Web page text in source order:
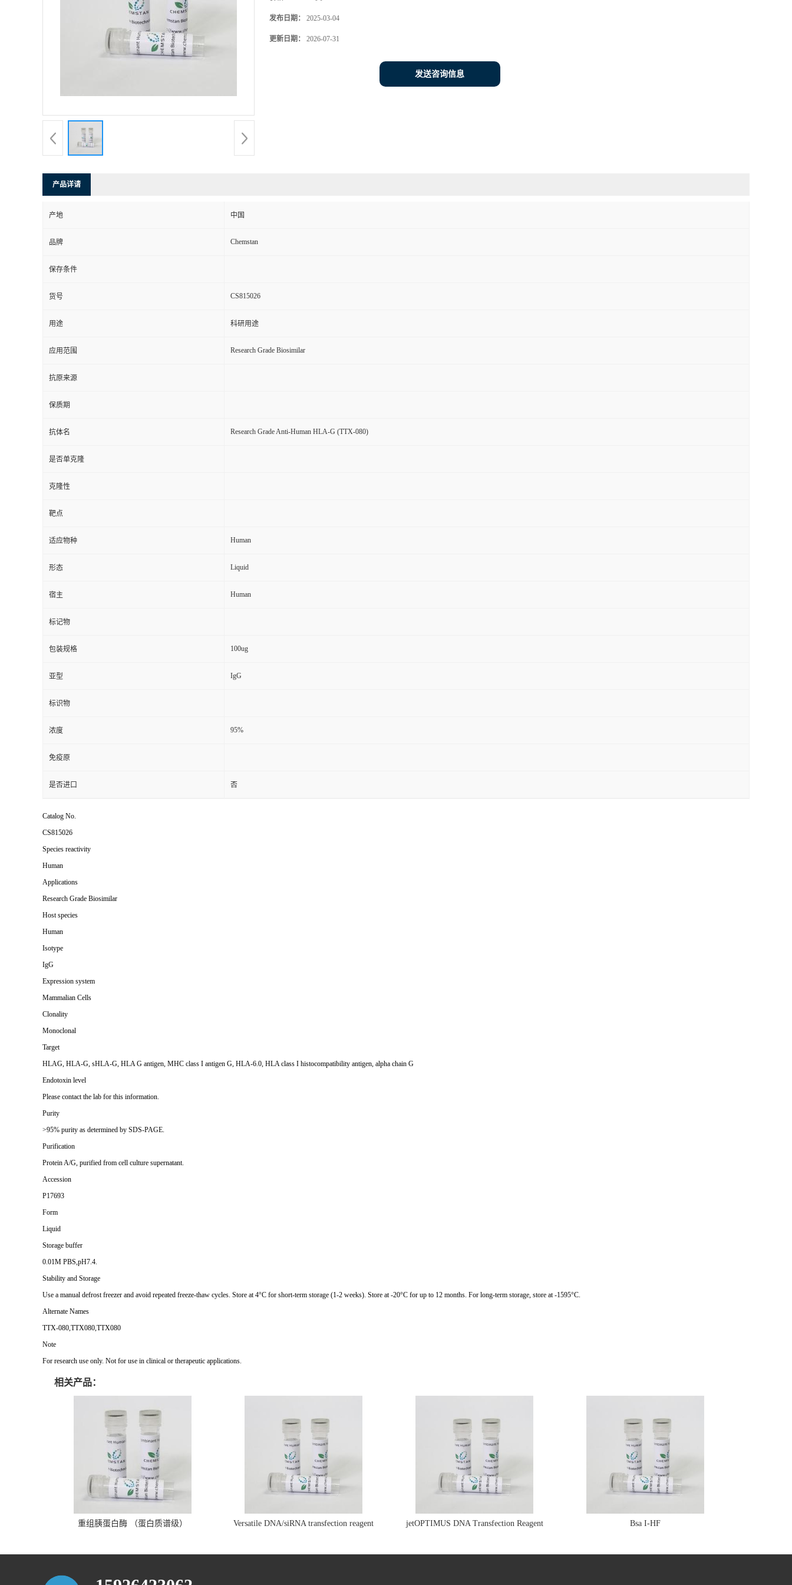
发布日期： 2025-03-04
更新日期： 2026-07-31
发送咨询信息
产品详请
产地 中国
品牌 Chemstan
保存条件
货号 CS815026
用途 科研用途
应用范围 Research Grade Biosimilar
抗原来源
保质期
抗体名 Research Grade Anti-Human HLA-G (TTX-080)
是否单克隆
克隆性
靶点
适应物种 Human
形态 Liquid
宿主 Human
标记物
包装规格 100ug
亚型 IgG
标识物
浓度 95%
免疫原
是否进口 否
Catalog No.
CS815026
Species reactivity
Human
Applications
Research Grade Biosimilar
Host species
Human
Isotype
IgG
Expression system
Mammalian Cells
Clonality
Monoclonal
Target
HLAG, HLA-G, sHLA-G, HLA G antigen, MHC class I antigen G, HLA-6.0, HLA class I histocompatibility antigen, alpha chain G
Endotoxin level
Please contact the lab for this information.
Purity
>95% purity as determined by SDS-PAGE.
Purification
Protein A/G, purified from cell culture supernatant.
Accession
P17693
Form
Liquid
Storage buffer
0.01M PBS,pH7.4.
Stability and Storage
Use a manual defrost freezer and avoid repeated freeze-thaw cycles. Store at 4°C for short-term storage (1-2 weeks). Store at -20°C for up to 12 months. For long-term storage, store at -1595°C.
Alternate Names
TTX-080,TTX080,TTX080
Note
For research use only. Not for use in clinical or therapeutic applications.
相关产品：
重组胰蛋白酶 （蛋白质谱级）
Versatile DNA/siRNA transfection reagent
jetOPTIMUS DNA Transfection Reagent Bsa I-HF